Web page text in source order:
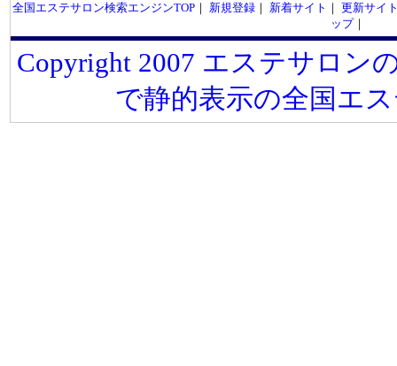
全国エステサロン検索エンジンTOP｜ 新規登録｜ 新着サイト ｜ 更新サイ
ップ｜
Copyright 2007 エステサロン
で静的表示の全国エ